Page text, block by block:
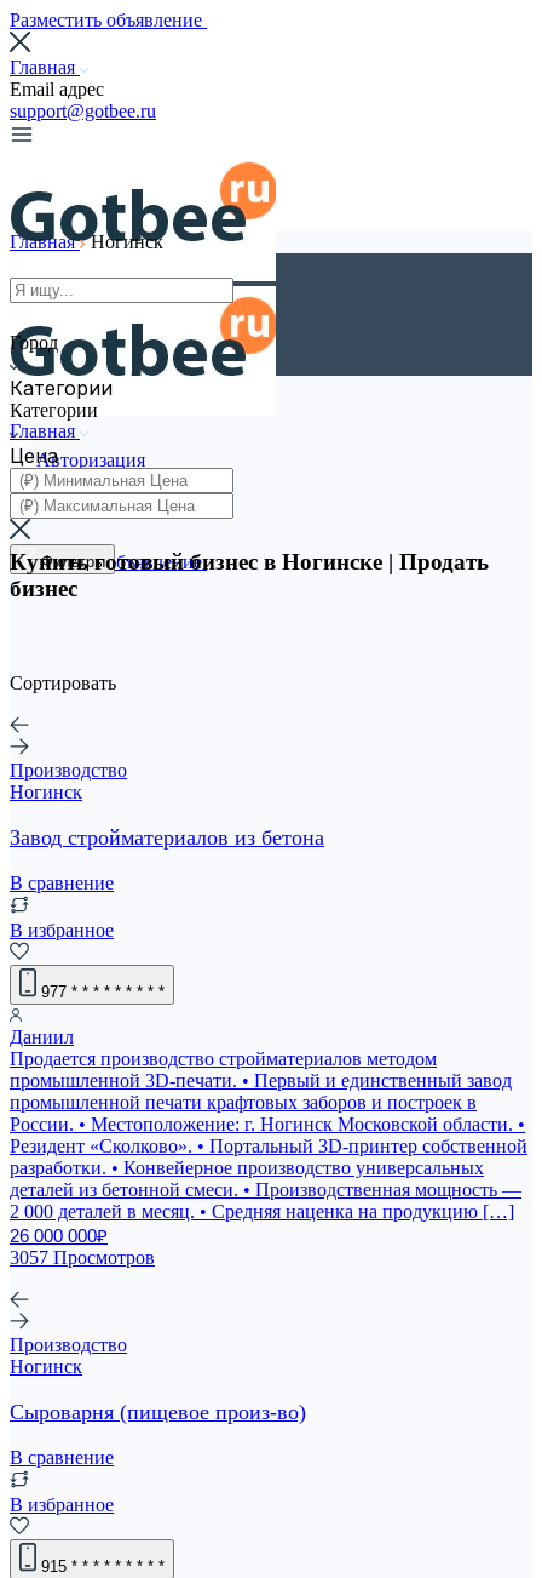
Разместить объявление
Главная
Email адрес
support@gotbee.ru
Главная
Авторизация
Регистрация
Разместить объявление
Главная Ногинск
Город
Категории
Категории
Цена
Фильтры
Купить готовый бизнес в Ногинске | Продать
бизнес
Сортировать
Производство
Ногинск
Завод стройматериалов из бетона
В сравнение
В избранное
977 * * * * * * * * *
Даниил
Продается производство стройматериалов методом
промышленной 3D-печати. • Первый и единственный завод
промышленной печати крафтовых заборов и построек в
России. • Местоположение: г. Ногинск Московской области. •
Резидент «Сколково». • Портальный 3D-принтер собственной
разработки. • Конвейерное производство универсальных
деталей из бетонной смеси. • Производственная мощность —
2 000 деталей в месяц. • Средняя наценка на продукцию […]
26 000 000₽
3057 Просмотров
Производство
Ногинск
Сыроварня (пищевое произ-во)
В сравнение
В избранное
915 * * * * * * * * *